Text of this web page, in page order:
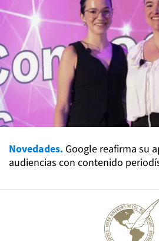
Novedades. Google reafirma su
audiencias con contenido